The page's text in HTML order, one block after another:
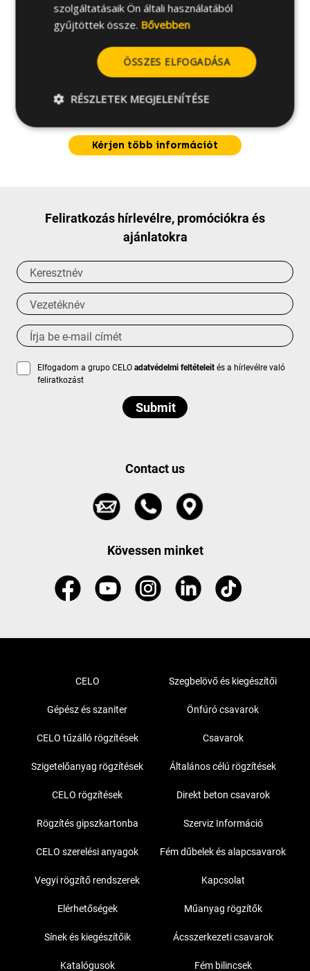
Kérdése van a termékkel
Kérjen több információt
Feliratkozás hírlevélre, promóciókra és
ajánlatokra
Elfogadom a grupo CELOadatvédelmi feltételeit és a hírlevélre való
feliratkozást
Contact us
Kövessen minket
CELO Szegbelövő és kiegészítői
Gépész és szaniter Önfúró csavarok
CELO tűzálló rögzítések Csavarok
Szigetelőanyag rögzítések Általános célú rögzítések
CELO rögzítések Direkt beton csavarok
Rögzítés gipszkartonba Szerviz Információ
CELO szerelési anyagok Fém dűbelek és alapcsavarok
Vegyi rögzítő rendszerek Kapcsolat
Elérhetőségek Műanyag rögzítők
Sínek és kiegészítőik Ácsszerkezeti csavarok
Katalógusok Fém bilincsek
szolgáltatásaik Ön általi használatából
gyűjtöttek össze. Bővebben
ÖSSZES ELFOGADÁSA
RÉSZLETEK MEGJELENÍTÉSE